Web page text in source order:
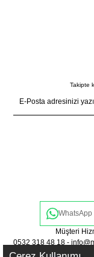
Takipte
WhatsApp
Müşteri
0532 318 48 18 -